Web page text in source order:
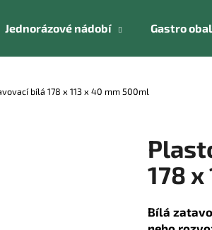
Jednorázové nádobí Gastro
bílá 178 x 113 x 40 mm 500ml
178
Bílá